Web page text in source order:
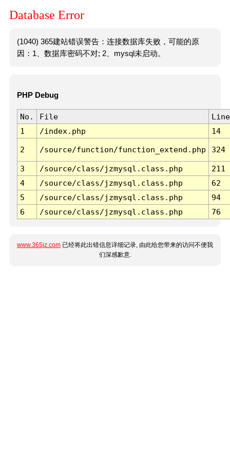
Database Error
(1040) 365建站错误警告：连接数据库失败，可能的原
因：1、数据库密码不对; 2、mysql未启动。
PHP Debug
No. File
Line
1
/index.php 14
2 /source/function/function_extend.php 324
3 /source/class/jzmysql.class.php
211
4
/source/class/jzmysql.class.php
62
5
/source/class/jzmysql.class.php
94
6
/source/class/jzmysql.class.php 76
www.365jz.com 已经将此出错信息详细记录, 由此给您带来的访问不便我
们深感歉意.